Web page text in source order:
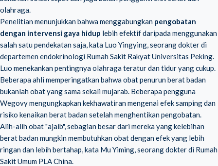
olahraga.
Penelitian menunjukkan bahwa menggabungkan pengobatan
dengan intervensi gaya hidup lebih efektif daripada menggunakan
salah satu pendekatan saja, kata Luo Yingying, seorang dokter di
departemen endokrinologi Rumah Sakit Rakyat Universitas Peking.
Luo menekankan pentingnya olahraga teratur dan tidur yang cukup.
Beberapa ahli memperingatkan bahwa obat penurun berat badan
bukanlah obat yang sama sekali mujarab. Beberapa pengguna
Wegovy mengungkapkan kekhawatiran mengenai efek samping dan
risiko kenaikan berat badan setelah menghentikan pengobatan.
Alih-alih obat "ajaib", sebagian besar dari mereka yang kelebihan
berat badan mungkin membutuhkan obat dengan efek yang lebih
ringan dan lebih bertahap, kata Mu Yiming, seorang dokter di Rumah
Sakit Umum PLA China.